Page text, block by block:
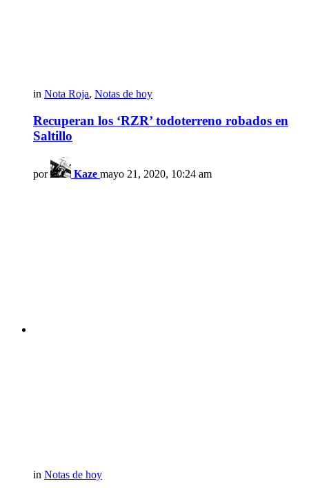
in Nota Roja, Notas de hoy
Recuperan los ‘RZR’ todoterreno robados en
Saltillo
por Kaze mayo 21, 2020, 10:24 am
in Notas de hoy